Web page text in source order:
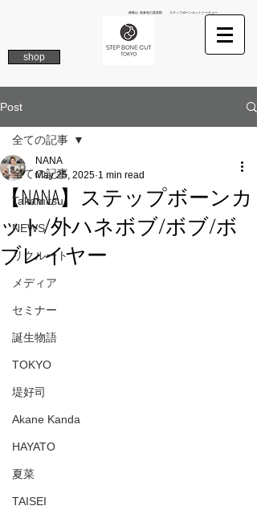
南青山 表参道の美容院 ステップボーンカットトーキョー
shop
Post
全ての記事
Takamitsu
NEWS
リクルート
メディア
セミナー
誕生物語
TOKYO
堤好司
Akane Kanda
HAYATO
夏菜
TAISEI
全ての記事
【NANA】ステップボーンカ
ット/外ハネボブ/ボブ/ボ
ブレイヤー
NANA
May 25, 2025 1 min read